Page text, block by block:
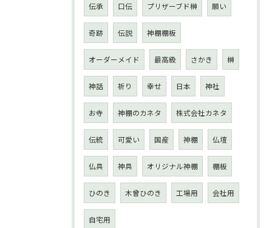
伝承 口伝 プリザーブド榊 願い
奇跡 伝説 神棚棚板
オーダーメイド 最高級 さかき 榊
神話 祈り 幸せ 日本 神社
お寺 神棚のカネタ 株式会社カネタ
伝統 可愛い 国産 神棚 仏壇
仏具 神具 オリジナル神棚 棚板
ひのき 木曾ひのき 工場用 会社用
自宅用